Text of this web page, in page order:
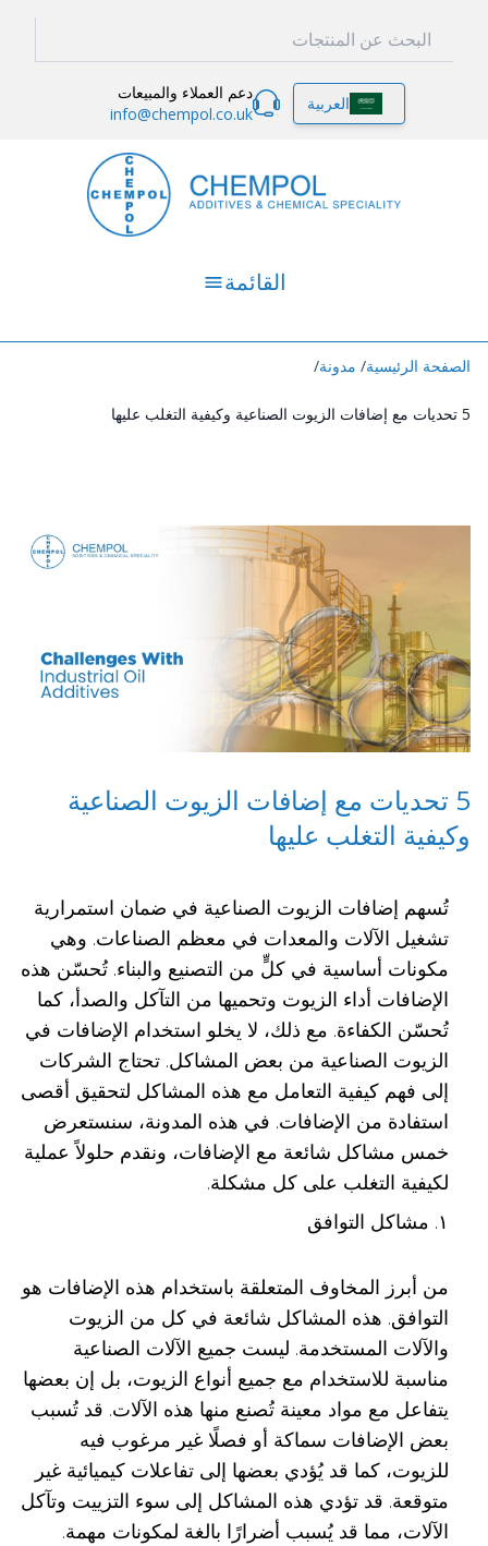
العربية
دعم العملاء والمبيعات
info@chempol.co.uk
القائمة
الصفحة الرئيسية/ مدونة/
5 تحديات مع إضافات الزيوت الصناعية وكيفية التغلب عليها
5 تحديات مع إضافات الزيوت الصناعية
وكيفية التغلب عليها
تُسهم إضافات الزيوت الصناعية في ضمان استمرارية
تشغيل الآلات والمعدات في معظم الصناعات. وهي
مكونات أساسية في كلٍّ من التصنيع والبناء. تُحسّن هذه
الإضافات أداء الزيوت وتحميها من التآكل والصدأ، كما
تُحسّن الكفاءة. مع ذلك، لا يخلو استخدام الإضافات في
الزيوت الصناعية من بعض المشاكل. تحتاج الشركات
إلى فهم كيفية التعامل مع هذه المشاكل لتحقيق أقصى
استفادة من الإضافات. في هذه المدونة، سنستعرض
خمس مشاكل شائعة مع الإضافات، ونقدم حلولاً عملية
لكيفية التغلب على كل مشكلة.
١. مشاكل التوافق
من أبرز المخاوف المتعلقة باستخدام هذه الإضافات هو
التوافق. هذه المشاكل شائعة في كل من الزيوت
والآلات المستخدمة. ليست جميع الآلات الصناعية
مناسبة للاستخدام مع جميع أنواع الزيوت، بل إن بعضها
يتفاعل مع مواد معينة تُصنع منها هذه الآلات. قد تُسبب
بعض الإضافات سماكة أو فصلًا غير مرغوب فيه
للزيوت، كما قد يُؤدي بعضها إلى تفاعلات كيميائية غير
متوقعة. قد تؤدي هذه المشاكل إلى سوء التزييت وتآكل
الآلات، مما قد يُسبب أضرارًا بالغة لمكونات مهمة.